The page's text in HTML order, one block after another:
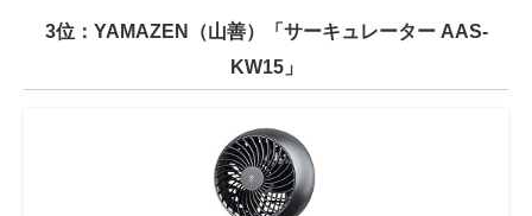
3位：YAMAZEN（山善）「サーキュレーター AAS-
KW15」